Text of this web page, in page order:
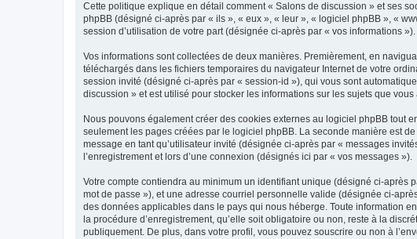
Cette politique explique en détail comment « Salons de discussion » et ses
phpBB (désigné ci-après par « ils », « eux », « leur », « logiciel phpBB », «
session d’utilisation de votre part (désignée ci-après par « vos informations »).
Vos informations sont collectées de deux manières. Premièrement, en
téléchargés dans les fichiers temporaires du navigateur Internet de votre
session invité (désigné ci-après par « session-id »), qui vous sont
discussion » et est utilisé pour stocker les informations sur les sujets que
Nous pouvons également créer des cookies externes au logiciel phpBB tout
seulement les pages créées par le logiciel phpBB. La seconde manière est
message en tant qu’utilisateur invité (désignée ci-après par « messages
l’enregistrement et lors d’une connexion (désignés ici par « vos messages »).
Votre compte contiendra au minimum un identifiant unique (désigné ci-après
mot de passe »), et une adresse courriel personnelle valide (désignée ci-
des données applicables dans le pays qui nous héberge. Toute information
la procédure d’enregistrement, qu’elle soit obligatoire ou non, reste à la
publiquement. De plus, dans votre profil, vous pouvez souscrire ou non à